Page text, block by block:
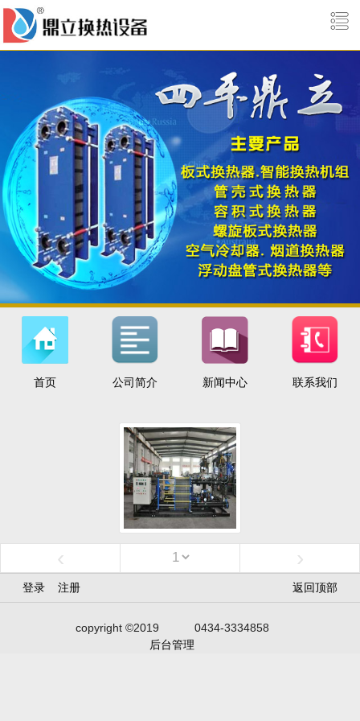
首页 公司简介 新闻中心 联系我们
‹ ›
登录 注册 返回顶部
copyright ©2019
0434-3334858
后台管理